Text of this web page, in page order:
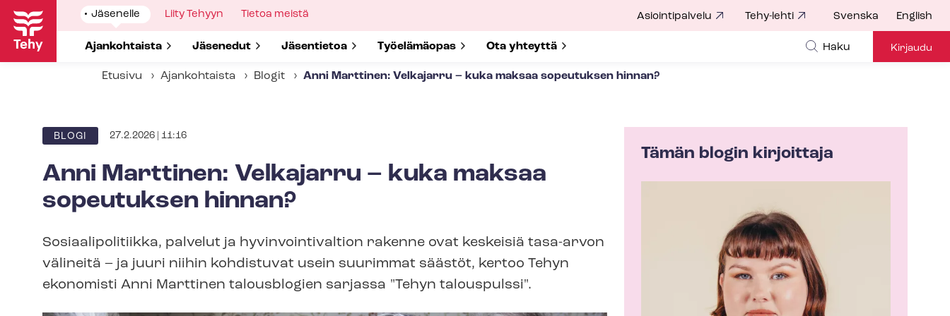
Hyppää
pääsisältöön
Show
submenu
Jäsenelle
Show submenu for
Ajankohtaista Show submenu for
Jäsenedut Show submenu for
Jäsentietoa Show submenu for
Työelämäopas Show submenu for
Ota yhteyttä
Show
Liity Tehyyn
Show
Tietoa meistä Asiointipalvelu Tehy-lehti Svenska English
Haku Kirjaudu
Etusivu Ajankohtaista Blogit Anni Marttinen: Velkajarru – kuka maksaa sopeutuksen hinnan?
BLOGI 27.2.2026 | 11:16
Anni Marttinen: Velkajarru – kuka maksaa
sopeutuksen hinnan?
So­si­aa­li­po­li­tiik­ka, palvelut ja hy­vin­voin­ti­val­tion rakenne ovat keskeisiä tasa-arvon
välineitä – ja juuri niihin kohdistuvat usein suurimmat säästöt, kertoo Tehyn
ekonomisti Anni Marttinen talousblogien sarjassa "Tehyn talouspulssi".
Tämän blogin kirjoittaja